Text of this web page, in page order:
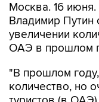
Москва. 16
Владимир Путин
увеличении
ОАЭ в прошлом
"В прошлом
количество, но